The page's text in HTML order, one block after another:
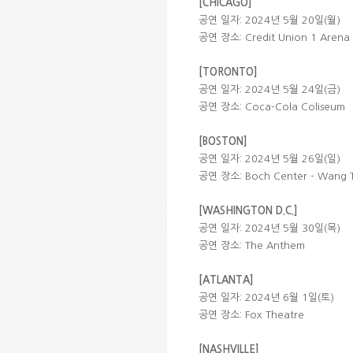
[CHICAGO]
공연 일자: 2024년 5월 20일(월)
공연 장소: Credit Union 1 Arena
[TORONTO]
공연 일자: 2024년 5월 24일(금)
공연 장소: Coca-Cola Coliseum
[BOSTON]
공연 일자: 2024년 5월 26일(일)
공연 장소: Boch Center - Wang
[WASHINGTON D.C.]
공연 일자: 2024년 5월 30일(목)
공연 장소: The Anthem
[ATLANTA]
공연 일자: 2024년 6월 1일(토)
공연 장소: Fox Theatre
[NASHVILLE]